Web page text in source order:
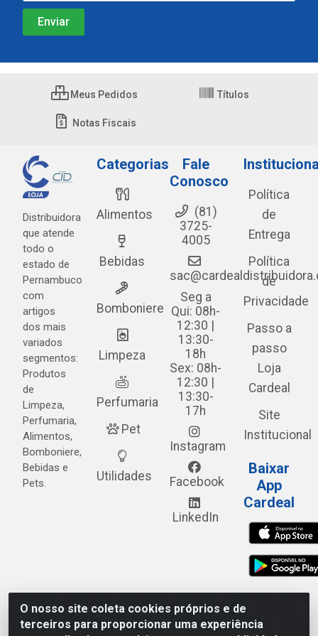
O nosso site coleta cookies próprios e de
terceiros para proporcionar uma experiência
Meus Pedidos Títulos
Notas Fiscais
Distribuidora
que atende
todo o
estado de
Pernambuco
com
artigos
dos mais
variados
segmentos:
Produtos
de
Limpeza,
Perfumaria,
Alimentos,
Bomboniere,
Bebidas e
Pets.
Categorias
Alimentos
Bebidas
Bomboniere
Limpeza
Perfumaria
Pet
Utilidades
Fale
Conosco
(81)
3725-
4005
Seg a
Qui: 08h-
12:30 |
13:30-
18h
Sex: 08h-
12:30 |
13:30-
17h
Instagram
Facebook
LinkedIn
Política
de
Entrega
Política
de
Privacidade
Passo a
passo
Loja
Cardeal
Site
Institucional
Baixar
App
Cardeal
Cardeal Distribuidora - Estrada Alto do Moura, 582 - Alto
do Moura - Caruaru/PE - CEP 55.040-120 - CNPJ